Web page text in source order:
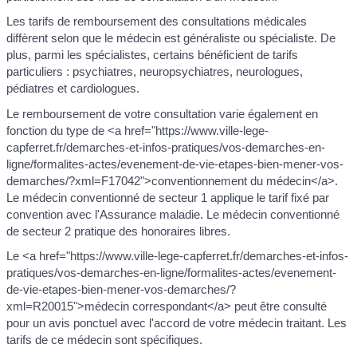
Les tarifs de remboursement des consultations médicales
diffèrent selon que le médecin est généraliste ou spécialiste. De
plus, parmi les spécialistes, certains bénéficient de tarifs
particuliers : psychiatres, neuropsychiatres, neurologues,
pédiatres et cardiologues.
Le remboursement de votre consultation varie également en
fonction du type de <a href="https://www.ville-lege-
capferret.fr/demarches-et-infos-pratiques/vos-demarches-en-
ligne/formalites-actes/evenement-de-vie-etapes-bien-mener-vos-
demarches/?xml=F17042">conventionnement du médecin</a>.
Le médecin conventionné de secteur 1 applique le tarif fixé par
convention avec l'Assurance maladie. Le médecin conventionné
de secteur 2 pratique des honoraires libres.
Le <a href="https://www.ville-lege-capferret.fr/demarches-et-infos-
pratiques/vos-demarches-en-ligne/formalites-actes/evenement-
de-vie-etapes-bien-mener-vos-demarches/?
xml=R20015">médecin correspondant</a> peut être consulté
pour un avis ponctuel avec l'accord de votre médecin traitant. Les
tarifs de ce médecin sont spécifiques.